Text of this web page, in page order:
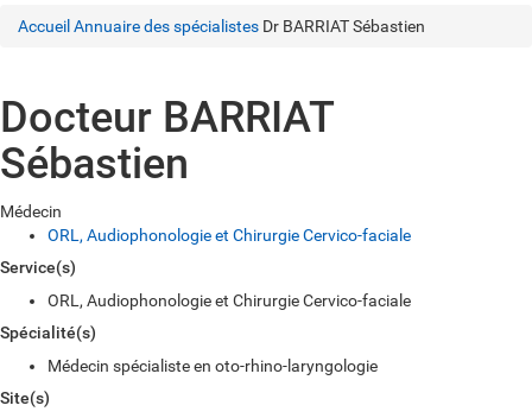
Accueil Annuaire des spécialistes Dr BARRIAT Sébastien
Docteur BARRIAT
Sébastien
Médecin
ORL, Audiophonologie et Chirurgie Cervico-faciale
Service(s)
ORL, Audiophonologie et Chirurgie Cervico-faciale
Spécialité(s)
Médecin spécialiste en oto-rhino-laryngologie
Site(s)